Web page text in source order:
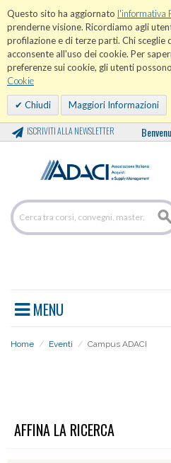
Questo sito ha aggiornato l'informativa
prenderne visione. Ricordiamo agli
profilazione e di terze parti. Chi sceglie
acconsente all'uso dei cookie. Per
preferenze sui cookie, gli utenti
Cookie
Chiudi Maggiori Informazioni
ISCRIVITI ALLA NEWSLETTER
MENU
Home / Eventi / Campus ADACI
AFFINA LA RICERCA